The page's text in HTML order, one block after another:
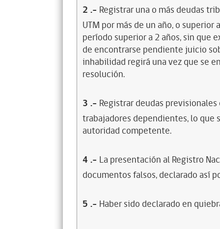
2 .- Registrar una o más deudas
UTM por más de un año, o
período superior a 2 años, sin que
de encontrarse pendiente juicio
inhabilidad regirá una vez que se
resolución.
3 .- Registrar deudas
trabajadores dependientes, lo
autoridad competente.
4 .- La presentación al Registro
documentos falsos, declarado así
5 .- Haber sido declarado en